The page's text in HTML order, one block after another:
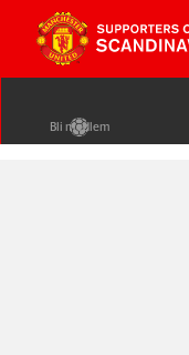
Bli medlem